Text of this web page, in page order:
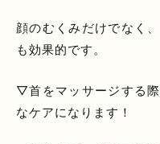
顔のむくみだけでなく
も効果的です。
▽首をマッサージする
なケアになります！